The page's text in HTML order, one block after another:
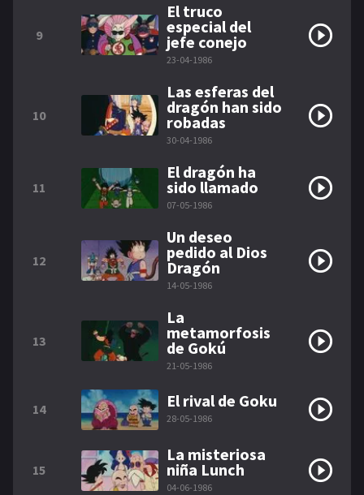
9
El truco
especial del
jefe conejo
23-04-1986
10
Las esferas del
dragón han sido
robadas
30-04-1986
11
El dragón ha
sido llamado
07-05-1986
12
Un deseo
pedido al Dios
Dragón
14-05-1986
13
La
metamorfosis
de Gokú
21-05-1986
14 El rival de Goku
28-05-1986
15
La misteriosa
niña Lunch
04-06-1986